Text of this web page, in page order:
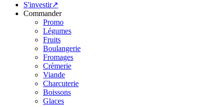
S'investir↗
Commander
Promo
Légumes
Fruits
Boulangerie
Fromages
Crèmerie
Viande
Charcuterie
Boissons
Glaces